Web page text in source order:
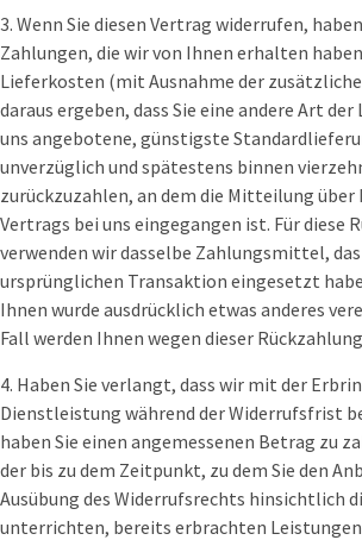
3. Wenn Sie diesen Vertrag widerrufen,
Zahlungen, die wir von Ihnen erhalten
Lieferkosten (mit Ausnahme der
daraus ergeben, dass Sie eine andere Art
uns angebotene, günstigste
unverzüglich und spätestens binnen
zurückzuzahlen, an dem die Mitteilung über
Vertrags bei uns eingegangen ist. Für diese
verwenden wir dasselbe Zahlungsmittel, das
ursprünglichen Transaktion eingesetzt
Ihnen wurde ausdrücklich etwas anderes
Fall werden Ihnen wegen dieser
4. Haben Sie verlangt, dass wir mit der
Dienstleistung während der Widerrufsfrist
haben Sie einen angemessenen Betrag zu
der bis zu dem Zeitpunkt, zu dem Sie den
Ausübung des Widerrufsrechts hinsichtlich
unterrichten, bereits erbrachten